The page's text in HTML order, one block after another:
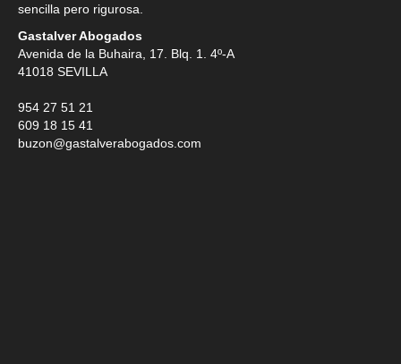
sencilla pero rigurosa.
Gastalver Abogados
Avenida de la Buhaira, 17. Blq. 1. 4º-A
41018 SEVILLA
954 27 51 21
609 18 15 41
buzon@gastalverabogados.com